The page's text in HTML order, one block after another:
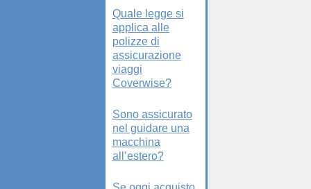
Quale legge si
applica alle
polizze di
assicurazione
viaggi
Coverwise?
Sono assicurato
nel guidare una
macchina
all’estero?